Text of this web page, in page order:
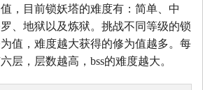
，目前锁妖塔的难度有：简单、中
、地狱以及炼狱。挑战不同等级的锁
值，难度越大获得的修为值越多。每
层，层数越高，bss的难度越大。